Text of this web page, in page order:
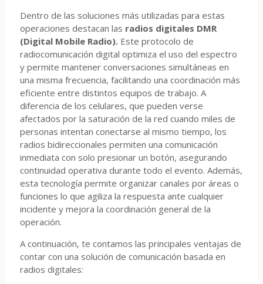
Dentro de las soluciones más utilizadas para estas
operaciones destacan las radios digitales DMR
(Digital Mobile Radio).Este protocolo de
radiocomunicación digital optimiza el uso del espectro
y permite mantener conversaciones simultáneas en
una misma frecuencia, facilitando una coordinación más
eficiente entre distintos equipos de trabajo. A
diferencia de los celulares, que pueden verse
afectados por la saturación de la red cuando miles de
personas intentan conectarse al mismo tiempo, los
radios bidireccionales permiten una comunicación
inmediata con solo presionar un botón, asegurando
continuidad operativa durante todo el evento. Además,
esta tecnología permite organizar canales por áreas o
funciones lo que agiliza la respuesta ante cualquier
incidente y mejora la coordinación general de la
operación.
A continuación, te contamos las principales ventajas de
contar con una solución de comunicación basada en
radios digitales: